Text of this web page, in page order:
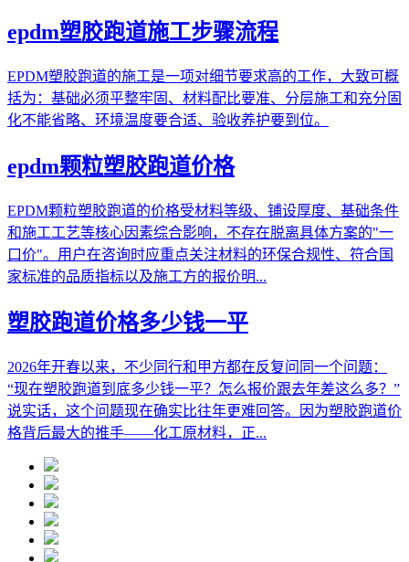
epdm塑胶跑道施工步骤流程
EPDM塑胶跑道的施工是一项对细节要求高的工作，大致可概
括为：基础必须平整牢固、材料配比要准、分层施工和充分固
化不能省略、环境温度要合适、验收养护要到位。
epdm颗粒塑胶跑道价格
EPDM颗粒塑胶跑道的价格受材料等级、铺设厚度、基础条件
和施工工艺等核心因素综合影响，不存在脱离具体方案的"一
口价"。用户在咨询时应重点关注材料的环保合规性、符合国
家标准的品质指标以及施工方的报价明...
塑胶跑道价格多少钱一平
2026年开春以来，不少同行和甲方都在反复问同一个问题：
“现在塑胶跑道到底多少钱一平？怎么报价跟去年差这么多？”
说实话，这个问题现在确实比往年更难回答。因为塑胶跑道价
格背后最大的推手——化工原材料，正...